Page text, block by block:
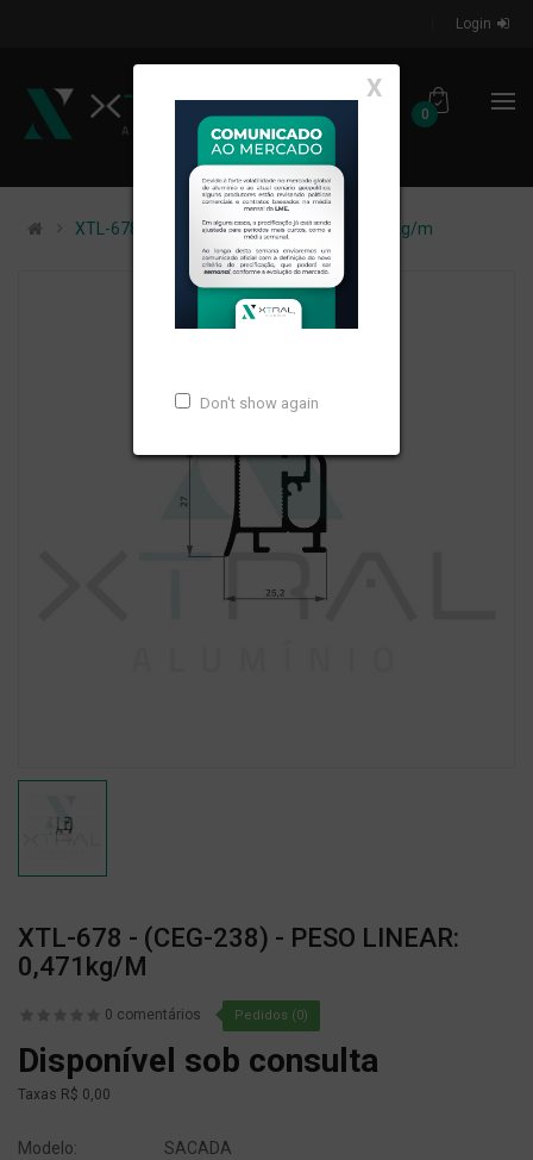
Login
0
X
Don't show again
XTL-678 - (CEG-238) - PESO LINEAR: 0,471kg/m
XTL-678 - (CEG-238) - PESO LINEAR:
0,471kg/m
0 comentários Pedidos (0)
Disponível sob consulta
Taxas R$ 0,00
Modelo:
SACADA